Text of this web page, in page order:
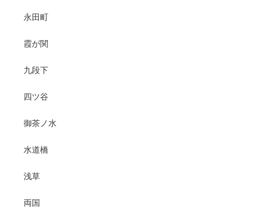
永田町
霞が関
九段下
四ツ谷
御茶ノ水
水道橋
浅草
両国